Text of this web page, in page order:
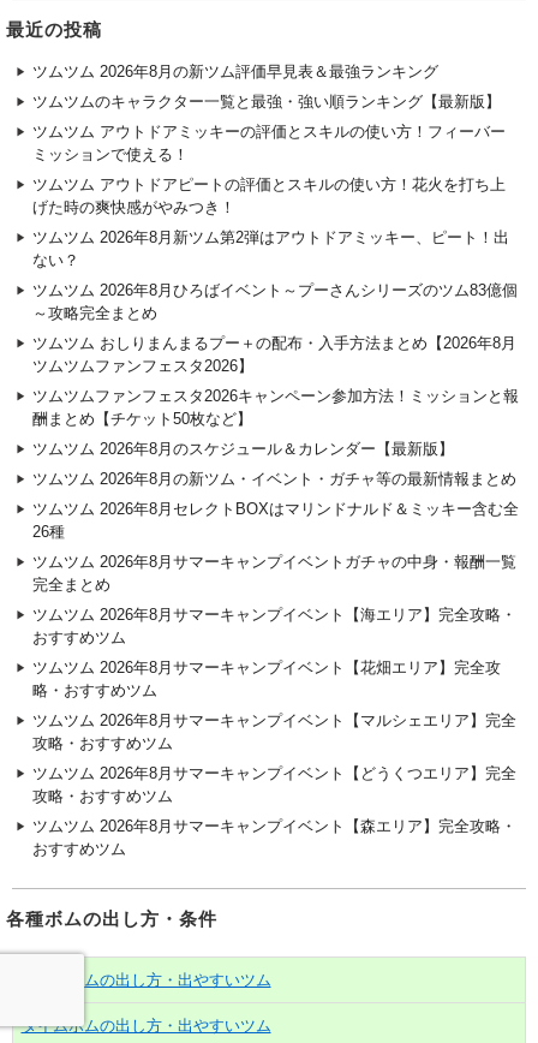
最近の投稿
ツムツム 2026年8月の新ツム評価早見表＆最強ランキング
ツムツムのキャラクター一覧と最強・強い順ランキング【最新版】
ツムツム アウトドアミッキーの評価とスキルの使い方！フィーバー
ミッションで使える！
ツムツム アウトドアピートの評価とスキルの使い方！花火を打ち上
げた時の爽快感がやみつき！
ツムツム 2026年8月新ツム第2弾はアウトドアミッキー、ピート！出
ない？
ツムツム 2026年8月ひろばイベント～プーさんシリーズのツム83億個
～攻略完全まとめ
ツムツム おしりまんまるプー＋の配布・入手方法まとめ【2026年8月
ツムツムファンフェスタ2026】
ツムツムファンフェスタ2026キャンペーン参加方法！ミッションと報
酬まとめ【チケット50枚など】
ツムツム 2026年8月のスケジュール＆カレンダー【最新版】
ツムツム 2026年8月の新ツム・イベント・ガチャ等の最新情報まとめ
ツムツム 2026年8月セレクトBOXはマリンドナルド＆ミッキー含む全
26種
ツムツム 2026年8月サマーキャンプイベントガチャの中身・報酬一覧
完全まとめ
ツムツム 2026年8月サマーキャンプイベント【海エリア】完全攻略・
おすすめツム
ツムツム 2026年8月サマーキャンプイベント【花畑エリア】完全攻
略・おすすめツム
ツムツム 2026年8月サマーキャンプイベント【マルシェエリア】完全
攻略・おすすめツム
ツムツム 2026年8月サマーキャンプイベント【どうくつエリア】完全
攻略・おすすめツム
ツムツム 2026年8月サマーキャンプイベント【森エリア】完全攻略・
おすすめツム
各種ボムの出し方・条件
コインボムの出し方・出やすいツム
タイムボムの出し方・出やすいツム